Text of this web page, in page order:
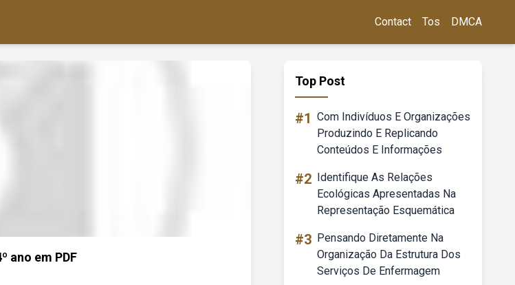
Contact Tos DMCA
ano em PDF
Top Post
#1 Com Indivíduos E Organizações
Produzindo E Replicando
Conteúdos E Informações
#2 Identifique As Relações
Ecológicas Apresentadas Na
Representação Esquemática
#3 Pensando Diretamente Na
Organização Da Estrutura Dos
Serviços De Enfermagem